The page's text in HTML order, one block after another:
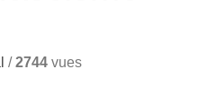
/2744 vues